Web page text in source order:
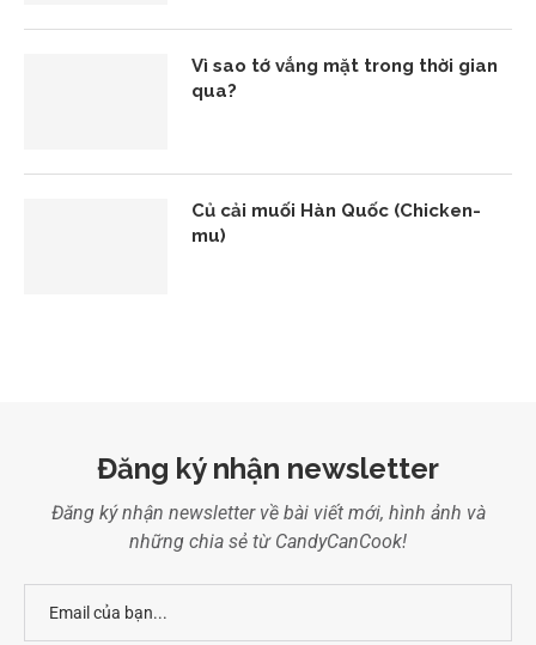
Vì sao tớ vắng mặt trong thời gian
qua?
Củ cải muối Hàn Quốc (Chicken-
mu)
Đăng ký nhận newsletter
Đăng ký nhận newsletter về bài viết mới, hình ảnh và
những chia sẻ từ CandyCanCook!